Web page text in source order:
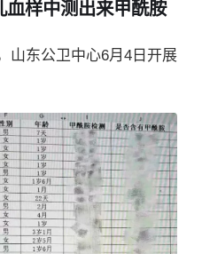
血样中测出来甲酰胺
山东公卫中心6月4日开展